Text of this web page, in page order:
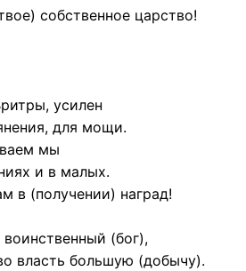
собственное царство!
усилен
для мощи.
мы
и в малых.
в (получении) наград!
(бог),
власть большую (добычу).